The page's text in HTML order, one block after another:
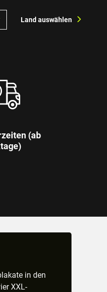
Land auswählen
(ab
in den
XXL-